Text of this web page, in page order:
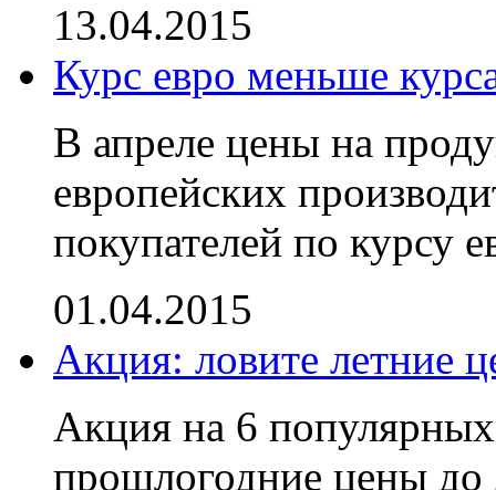
13.04.2015
Курс евро меньше
В апреле цены на
европейских
покупателей по курсу
01.04.2015
Акция: ловите летние
Акция на 6
прошлогодние цены до